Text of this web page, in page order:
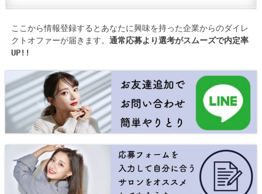
ここから情報登録するとあなたに興味を持った企業からのダイレ
クトオファーが届きます。 通常応募より選考がスムーズで内定率
UP!!